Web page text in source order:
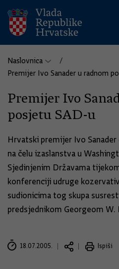
Naslovnica
Premijer Ivo Sanader u radnom
Premijer Ivo
posjetu SAD-u
Hrvatski premijer Ivo
na čelu izaslanstva u
Sjedinjenim Državama
konferenciji udruge
sudionicima tog skupa
predsjednikom Georgeom W.
18.07.2005. Ispiši